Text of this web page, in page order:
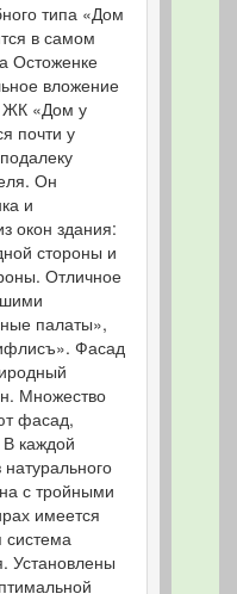
типа «Дом
в самом
Остоженке
вложение
ЖК «Дом у
почти у
Он
и
окон здания:
стороны и
Отличное
палаты»,
Фасад
Множество
фасад,
каждой
с тройными
имеется
система
Установлены